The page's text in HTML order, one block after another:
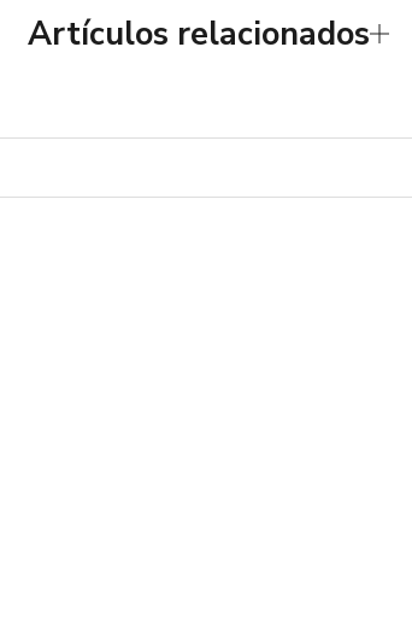
Artículos relacionados